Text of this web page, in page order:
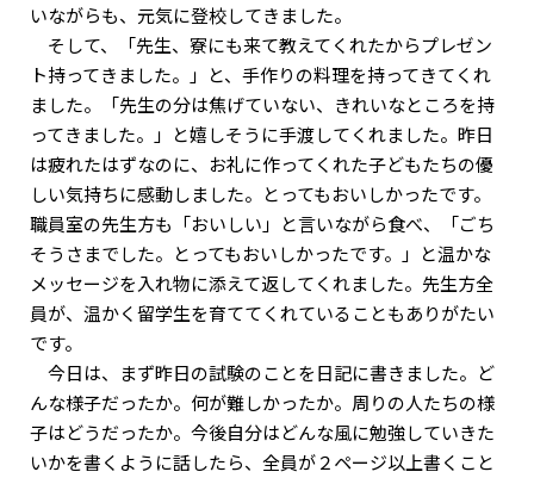
いながらも、元気に登校してきました。
そして、「先生、寮にも来て教えてくれたからプレゼン
ト持ってきました。」と、手作りの料理を持ってきてくれ
ました。「先生の分は焦げていない、きれいなところを持
ってきました。」と嬉しそうに手渡してくれました。昨日
は疲れたはずなのに、お礼に作ってくれた子どもたちの優
しい気持ちに感動しました。とってもおいしかったです。
職員室の先生方も「おいしい」と言いながら食べ、「ごち
そうさまでした。とってもおいしかったです。」と温かな
メッセージを入れ物に添えて返してくれました。先生方全
員が、温かく留学生を育ててくれていることもありがたい
です。
今日は、まず昨日の試験のことを日記に書きました。ど
んな様子だったか。何が難しかったか。周りの人たちの様
子はどうだったか。今後自分はどんな風に勉強していきた
いかを書くように話したら、全員が２ページ以上書くこと